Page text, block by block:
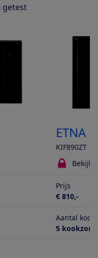
getest
ETNA
KIF890ZT
Bekijk
Prijs
€ 810,-
Aantal
5